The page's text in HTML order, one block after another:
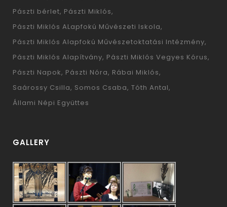
Pászti bérlet Pászti Miklós
Pászti Miklós ALapfokú Művészeti Iskola
Pászti Miklós Alapfokú Művészetoktatási Intézmény
Pászti Miklós Alapítvány Pászti Miklós Vegyes Kórus
Pászti Napok Pászti Nóra Rábai Miklós
Saárossy Csilla Somos Csaba Tóth Antal
Állami Népi Együttes
GALLERY